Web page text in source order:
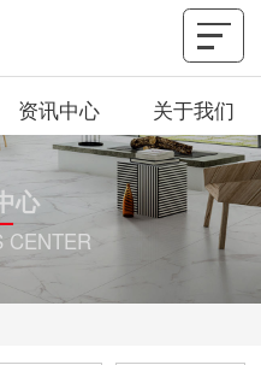
资讯中心 关于我们
心
CENTER